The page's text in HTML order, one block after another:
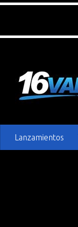
Lanzamientos